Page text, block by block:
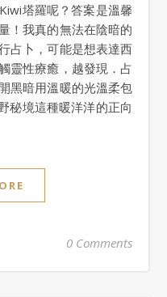
塔羅呢？答案是溫馨
！我真的無法在陰暗的
占卜，可能是想表達西
靈性療癒，越發現．占
黑暗用溫暖的光溫柔包
秘境這種暖洋洋的正向
0 Comments